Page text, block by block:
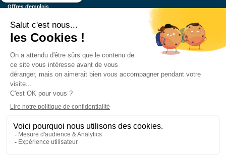
Offres d’emplois
Contact
Estimez votre voiture
Mentions légales
CGU